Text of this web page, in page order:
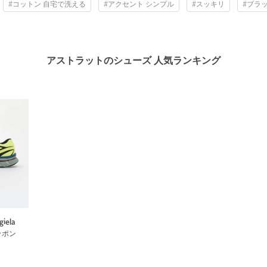
#コットン 自宅で洗える #アクセント シンプル #スッキリ #ブラ
アストラットのシューズ 人気ランキング
ポン